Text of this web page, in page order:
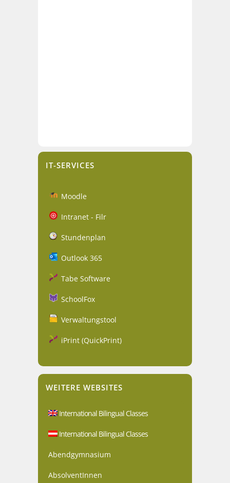
IT-SERVICES
Moodle
Intranet - Filr
Stundenplan
Outlook 365
Tabe Software
SchoolFox
Verwaltungstool
iPrint (QuickPrint)
WEITERE WEBSITES
International Bilingual Classes
International Bilingual Classes
Abendgymnasium
AbsolventInnen